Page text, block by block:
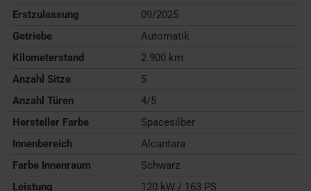
Erstzulassung
09/2025
Getriebe
Automatik
Kilometerstand
2.900 km
Anzahl Sitze
5
Anzahl Türen
4/5
Hersteller Farbe
Spacesilber
Innenbereich
Alcantara
Farbe Innenraum
Schwarz
Leistung
120 kW / 163 PS